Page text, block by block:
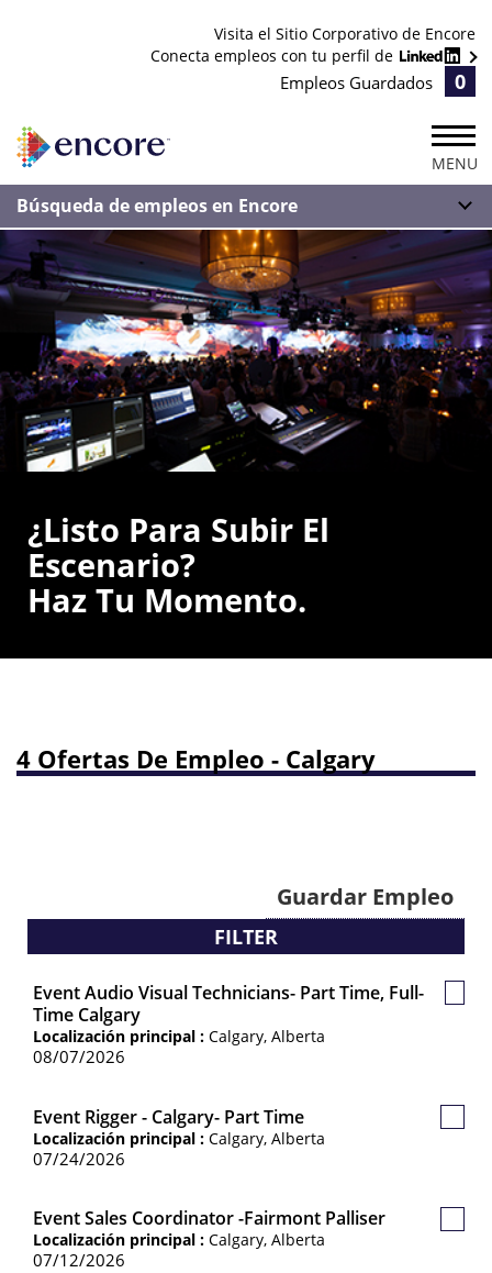
Visita el Sitio Corporativo de Encore
Conecta empleos con tu perfil de
Empleos Guardados 0
MENU
Búsqueda de empleos en Encore
¿Listo Para Subir El
Escenario?
Haz Tu Momento.
4 Ofertas De Empleo - Calgary
Guardar Empleo
FILTER
Event Audio Visual Technicians- Part Time, Full-
Time Calgary
Localización principal : Calgary, Alberta
08/07/2026
Event Rigger - Calgary- Part Time
Localización principal : Calgary, Alberta
07/24/2026
Event Sales Coordinator -Fairmont Palliser
Localización principal : Calgary, Alberta
07/12/2026